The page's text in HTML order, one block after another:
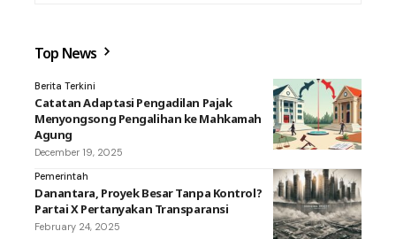
Top News
Berita Terkini
Catatan Adaptasi Pengadilan Pajak
Menyongsong Pengalihan ke Mahkamah
Agung
December 19, 2025
Pemerintah
Danantara, Proyek Besar Tanpa Kontrol?
Partai X Pertanyakan Transparansi
February 24, 2025